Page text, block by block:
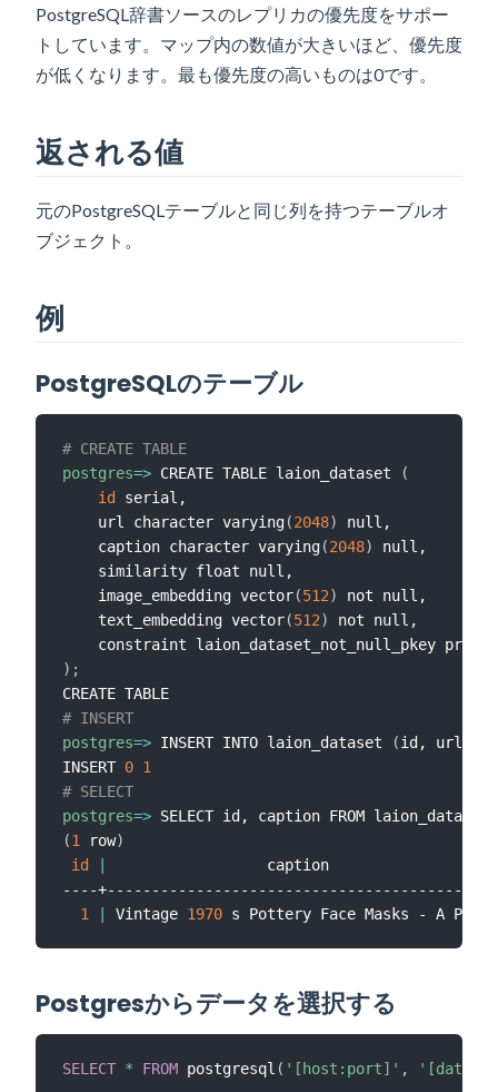
PostgreSQL辞書ソースのレプリカの優先度をサポー
トしています。マップ内の数値が大きいほど、優先度
が低くなります。最も優先度の高いものは0です。
返される値
元のPostgreSQLテーブルと同じ列を持つテーブルオ
ブジェクト。
例
PostgreSQLのテーブル
# CREATE TABLE
postgres=> CREATE TABLE laion_dataset
(
id serial,
    url character varying
(2048)
null,
    caption character varying
(2048)
null,
    similarity float null,
    image_embedding vector
(512)
not null,
    text_embedding vector
(512)
not null,
constraint laion_dataset_not_null_pkey
) ;
# INSERT
postgres=> INSERT INTO laion_dataset (id, url,
INSERT 0 1
# SELECT
postgres=> SELECT id, caption FROM laion_dataset
(1 row)
id
|
                  caption
----+--------------------------------------------
1
| Vintage 1970
Postgresからデータを選択する
SELECT * FROM postgresql ( '[host:port]' ,